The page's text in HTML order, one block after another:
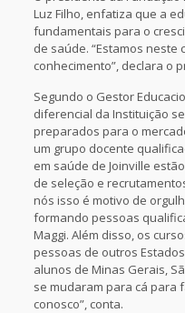
Luz Filho, enfatiza que a
fundamentais para o
de saúde. “Estamos
conhecimento”, declara o
Segundo o Gestor
diferencial da Instituição
preparados para o
um grupo docente
em saúde de Joinville
de seleção e
nós isso é motivo de
formando pessoas
Maggi. Além disso, os
pessoas de outros
alunos de Minas Gerais,
se mudaram para cá para
conosco”, conta.